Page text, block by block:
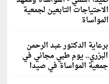
الاحتياجات التابعين لجمعية
المواساة
برعاية الدكتور عبد الرحمن
البزري.. يوم طبي مجاني في
جمعية المواساة في صيدا